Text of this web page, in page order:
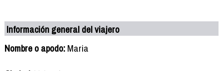
Información general del viajero
Nombre o apodo:Maria